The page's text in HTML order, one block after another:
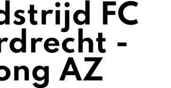
FC
-
AZ